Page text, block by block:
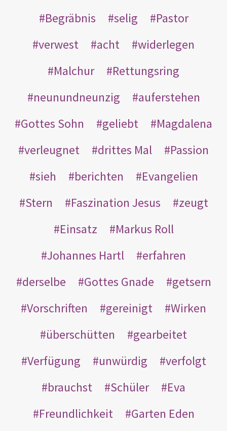
Begräbnis
selig
Pastor
verwest
acht
widerlegen
Malchur
Rettungsring
neunundneunzig
auferstehen
Gottes Sohn
geliebt
Magdalena
verleugnet
drittes Mal
Passion
sieh
berichten
Evangelien
Stern
Faszination Jesus
zeugt
Einsatz
Markus Roll
Johannes Hartl
erfahren
derselbe
Gottes Gnade
getsern
Vorschriften
gereinigt
Wirken
überschütten
gearbeitet
Verfügung
unwürdig
verfolgt
brauchst
Schüler
Eva
Freundlichkeit
Garten Eden